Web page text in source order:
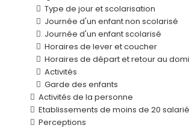
Type de jour et scolarisation
Journée d'un enfant non scolarisé
Journée d'un enfant scolarisé
Horaires de lever et coucher
Horaires de départ et retour au
Activités
Garde des enfants
Activités de la personne
Etablissements de moins de 20
Perceptions